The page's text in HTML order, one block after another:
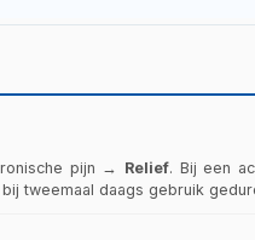
naast voorgeschreven
pijn → Relief. Bij een
tweemaal daags gebruik